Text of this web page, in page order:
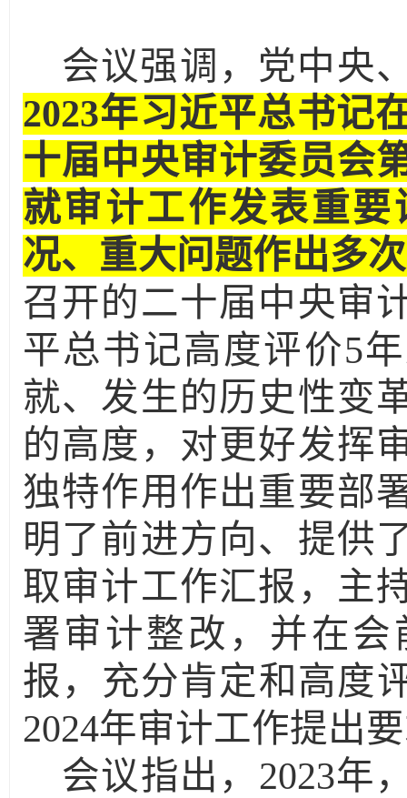
会议强调，党中央
2023年习近平总书记
十届中央审计委员会
就审计工作发表重
况、重大问题作出多
召开的二十届中央审
平总书记高度评价5
就、发生的历史性变
的高度，对更好发挥
独特作用作出重要部
明了前进方向、提供
取审计工作汇报，主
署审计整改，并在
报，充分肯定和高度
2024年审计工作提出
会议指出， 2023年